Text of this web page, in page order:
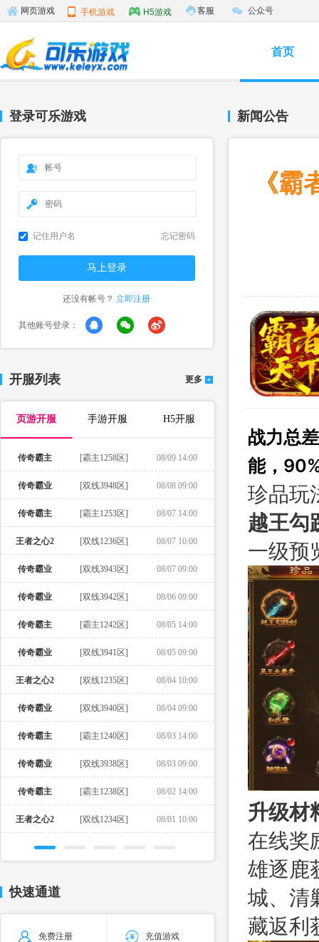
网页游戏 手机游戏 H5游戏 客服 公众号
首页
登录可乐游戏
记住用户名 忘记密码
还没有帐号？ 立即注册
其他账号登录：
开服列表 更多
页游开服 手游开服 H5开服
传奇霸主 [霸主1258区] 08/09 14:00
传奇霸业 [双线3948区] 08/08 09:00
传奇霸主 [霸主1253区] 08/07 14:00
王者之心2 [双线1236区] 08/07 10:00
传奇霸业 [双线3943区] 08/07 09:00
传奇霸业 [双线3942区] 08/06 09:00
传奇霸主 [霸主1242区] 08/05 14:00
传奇霸业 [双线3941区] 08/05 09:00
王者之心2 [双线1235区] 08/04 10:00
传奇霸业 [双线3940区] 08/04 09:00
传奇霸主 [霸主1240区] 08/03 14:00
传奇霸业 [双线3938区] 08/03 09:00
传奇霸主 [霸主1238区] 08/02 14:00
王者之心2 [双线1234区] 08/01 10:00
快速通道
免费注册 充值游戏
新闻公告
《
战力总
能，
珍品玩
越王勾
一级预
升级材
在线奖
雄逐鹿
城、清
藏返利